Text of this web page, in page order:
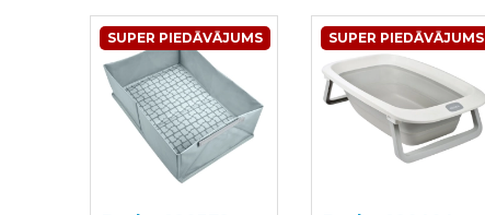
SUPER PIEDĀVĀJUMS SUPER PIEDĀVĀJUMS